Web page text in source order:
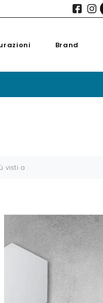
Brand
visti a :